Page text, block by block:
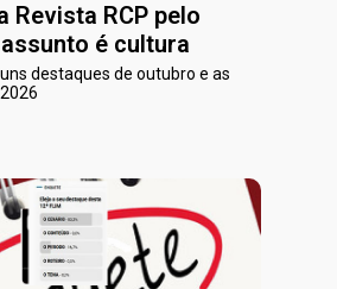
Revista RCP pelo
é cultura
destaques de outubro e as